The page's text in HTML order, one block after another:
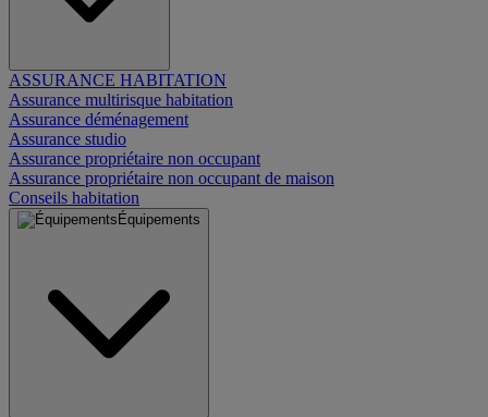
ASSURANCE HABITATION
Assurance multirisque habitation
Assurance déménagement
Assurance studio
Assurance propriétaire non occupant
Assurance propriétaire non occupant de maison
Conseils habitation
Équipements